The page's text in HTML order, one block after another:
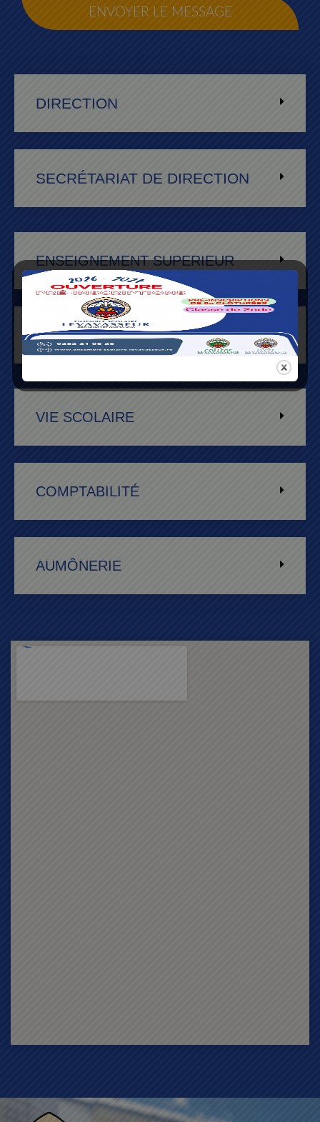
ENVOYER LE MESSAGE
DIRECTION
SECRÉTARIAT DE DIRECTION
ENSEIGNEMENT SUPERIEUR
SECRÉTARIAT COLLÈGE
VIE SCOLAIRE
COMPTABILITÉ
AUMÔNERIE